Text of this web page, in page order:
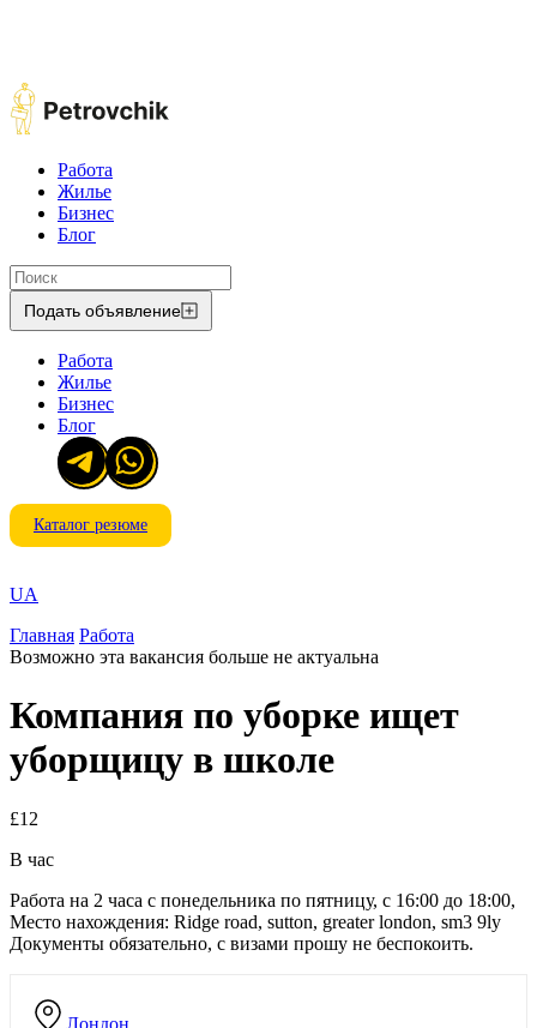
Работа
Жилье
Бизнес
Блог
Подать объявление
Работа
Жилье
Бизнес
Блог
Каталог резюме
UA
Главная Работа
Возможно эта вакансия больше не актуальна
Компания по уборке ищет
уборщицу в школе
£12
В час
Лондон
Работа на 2 часа с понедельника по пятницу, с 16:00 до 18:00,
Место нахождения: Ridge road, sutton, greater london, sm3 9ly
Документы обязательно, с визами прошу не беспокоить.